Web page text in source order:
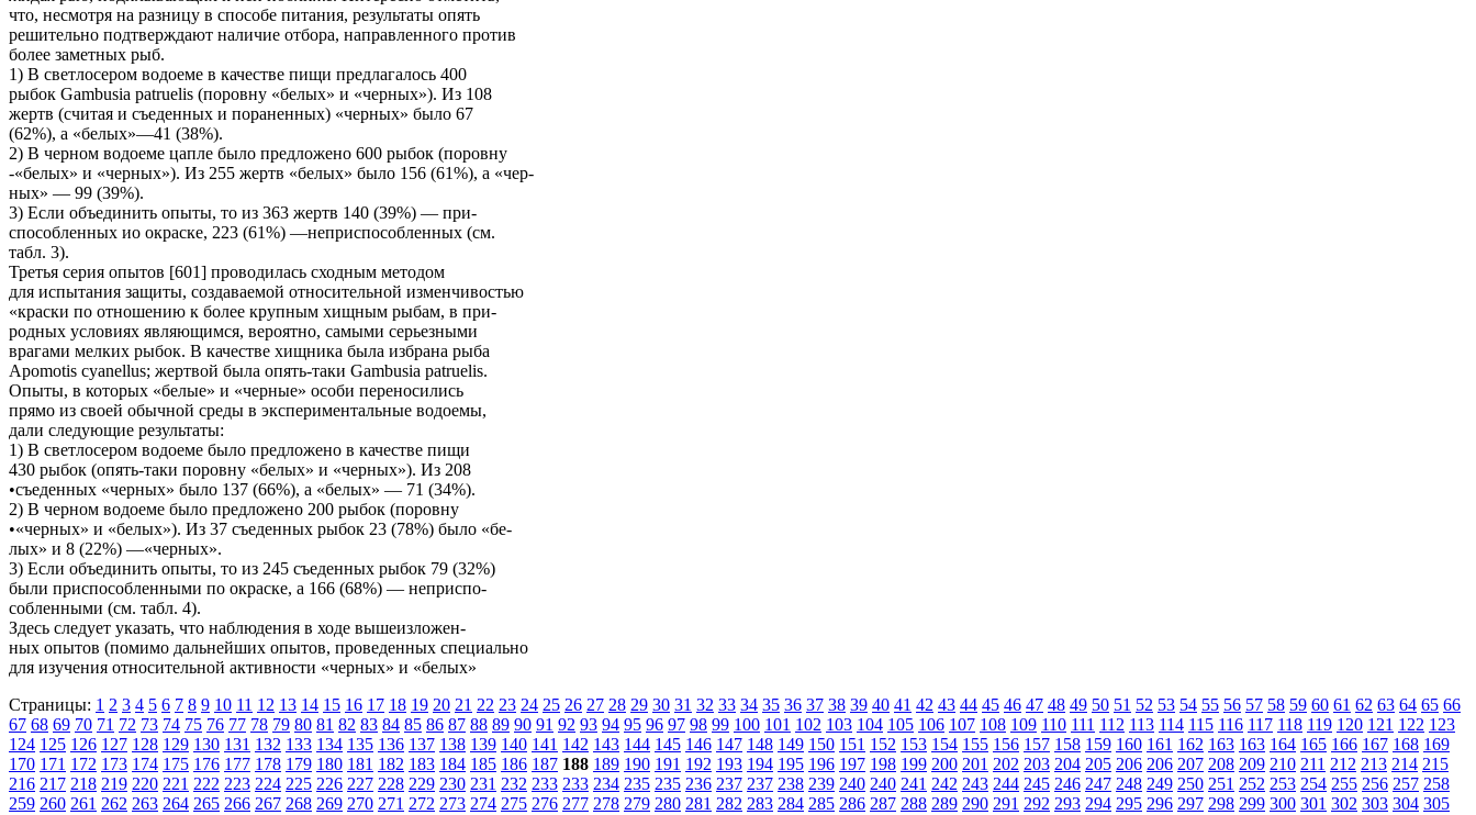
что, несмотря на разницу в способе питания, результаты опять
решительно подтверждают наличие отбора, направленного против
более заметных рыб.
1) В светлосером водоеме в качестве пищи предлагалось 400
рыбок Gambusia patruelis (поровну «белых» и «черных»). Из 108
жертв (считая и съеденных и пораненных) «черных» было 67
(62%), а «белых»—41 (38%).
2) В черном водоеме цапле было предложено 600 рыбок (поровну
-«белых» и «черных»). Из 255 жертв «белых» было 156 (61%), а «чер-
ных» — 99 (39%).
3) Если объединить опыты, то из 363 жертв 140 (39%) — при-
способленных ио окраске, 223 (61%) —неприспособленных (см.
табл. 3).
Третья серия опытов [601] проводилась сходным методом
для испытания защиты, создаваемой относительной изменчивостью
«краски по отношению к более крупным хищным рыбам, в при-
родных условиях являющимся, вероятно, самыми серьезными
врагами мелких рыбок. В качестве хищника была избрана рыба
Apomotis cyanellus; жертвой была опять-таки Gambusia patruelis.
Опыты, в которых «белые» и «черные» особи переносились
прямо из своей обычной среды в экспериментальные водоемы,
дали следующие результаты:
1) В светлосером водоеме было предложено в качестве пищи
430 рыбок (опять-таки поровну «белых» и «черных»). Из 208
•съеденных «черных» было 137 (66%), а «белых» — 71 (34%).
2) В черном водоеме было предложено 200 рыбок (поровну
•«черных» и «белых»). Из 37 съеденных рыбок 23 (78%) было «бе-
лых» и 8 (22%) —«черных».
3) Если объединить опыты, то из 245 съеденных рыбок 79 (32%)
были приспособленными по окраске, а 166 (68%) — неприспо-
собленными (см. табл. 4).
Здесь следует указать, что наблюдения в ходе вышеизложен-
ных опытов (помимо дальнейших опытов, проведенных специально
для изучения относительной активности «черных» и «белых»
Страницы: 1 2 3 4 5 6 7 8 9 10 11 12 13 14 15 16 17 18 19 20 21 22 23 24 25 26 27 28 29 30 31 32 33 34 35 36 37 38 39 40 41 42 43 44 45 46 47 48 49 50 51 52 53 54 55 56 57 58 59 60 61 62 63 64 65 66
67 68 69 70 71 72 73 74 75 76 77 78 79 80 81 82 83 84 85 86 87 88 89 90 91 92 93 94 95 96 97 98 99 100 101 102 103 104 105 106 107 108 109 110 111 112 113 114 115 116 117 118 119 120 121 122 123
124 125 126 127 128 129 130 131 132 133 134 135 136 137 138 139 140 141 142 143 144 145 146 147 148 149 150 151 152 153 154 155 156 157 158 159 160 161 162 163 163 164 165 166 167 168 169
170 171 172 173 174 175 176 177 178 179 180 181 182 183 184 185 186 187 188 189 190 191 192 193 194 195 196 197 198 199 200 201 202 203 204 205 206 206 207 208 209 210 211 212 213 214 215
216 217 218 219 220 221 222 223 224 225 226 227 228 229 230 231 232 233 233 234 235 235 236 237 237 238 239 240 240 241 242 243 244 245 246 247 248 249 250 251 252 253 254 255 256 257 258
259 260 261 262 263 264 265 266 267 268 269 270 271 272 273 274 275 276 277 278 279 280 281 282 283 284 285 286 287 288 289 290 291 292 293 294 295 296 297 298 299 300 301 302 303 304 305